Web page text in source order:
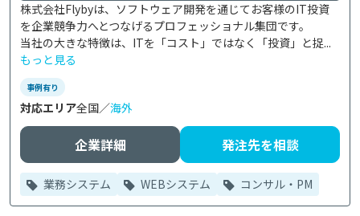
株式会社Flybyは、ソフトウェア開発を通じてお客様のIT投資
を企業競争力へとつなげるプロフェッショナル集団です。
当社の大きな特徴は、ITを「コスト」ではなく「投資」と捉...
もっと見る
事例有り
対応エリア全国／海外
企業詳細 発注先を相談
業務システム WEBシステム コンサル・PM